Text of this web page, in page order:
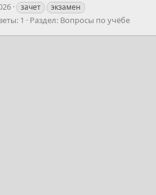
зачет
экзамен
1 Раздел: Вопросы по учёбе